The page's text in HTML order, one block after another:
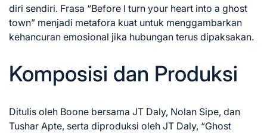
diri sendiri. Frasa “Before I turn your heart into a ghost
town” menjadi metafora kuat untuk menggambarkan
kehancuran emosional jika hubungan terus dipaksakan.
Komposisi dan Produksi
Ditulis oleh Boone bersama JT Daly, Nolan Sipe, dan
Tushar Apte, serta diproduksi oleh JT Daly, “Ghost